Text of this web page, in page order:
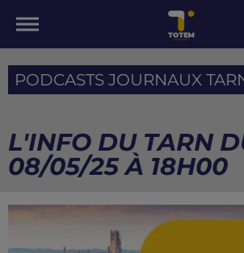
PODCASTS JOURNAUX
L'INFO DU TARN
08/05/25 À 18H00